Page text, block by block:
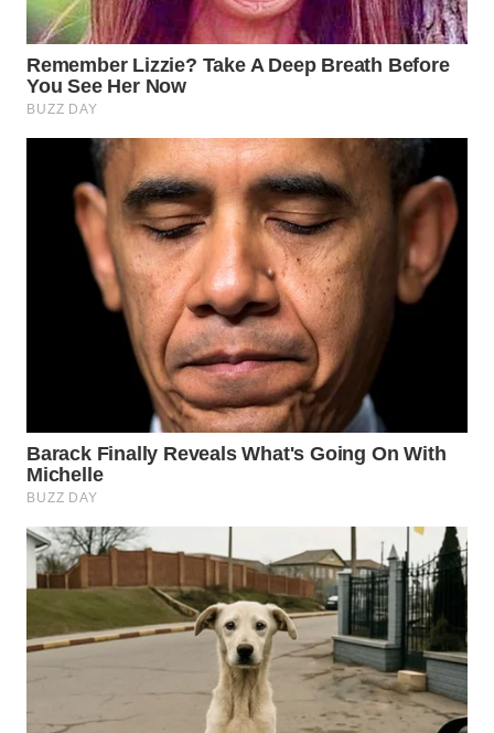
UTARA
WN
SAMOSIR
LAWAS
WN
SUMEDANG
KEPULAUAN
SERIBU
WN
TANGERANG
BINJAI